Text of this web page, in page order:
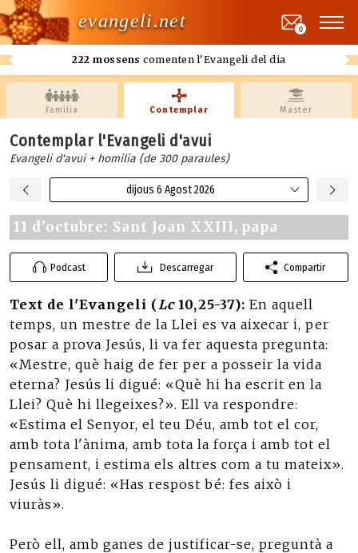
evangeli.net
222 mossens comenten l'Evangeli del dia
0
Família Contemplar Master
Contemplar l'Evangeli d'avui
Evangeli d'avui + homilía (de 300 paraules)
dijous 6 Agost 2026
11 d’octubre: Sant Joan XXIII, papa
Podcast Descarregar Compartir
Text de l'Evangeli (Lc10,25-37): En aquell
temps, un mestre de la Llei es va aixecar i, per
posar a prova Jesús, li va fer aquesta pregunta:
«Mestre, què haig de fer per a posseir la vida
eterna? Jesús li digué: «Què hi ha escrit en la
Llei? Què hi llegeixes?». Ell va respondre:
«Estima el Senyor, el teu Déu, amb tot el cor,
amb tota l'ànima, amb tota la força i amb tot el
pensament, i estima els altres com a tu mateix».
Jesús li digué: «Has respost bé: fes això i
viuràs».
Però ell, amb ganes de justificar-se, preguntà a